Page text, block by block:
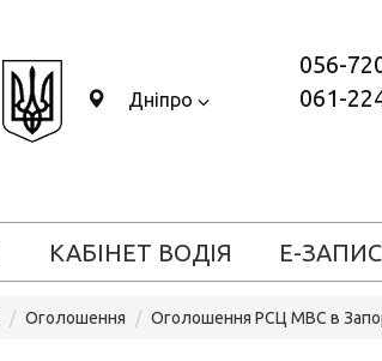
Дніпро
056-
061-
КАБІНЕТ ВОДІЯ Е-ЗАПИС
Оголошення Оголошення РСЦ МВС в